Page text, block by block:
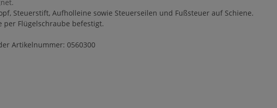
Steuerstift, Aufholleine sowie Steuerseilen und Fußsteuer auf Schiene.
per Flügelschraube befestigt.
Artikelnummer: 0560300